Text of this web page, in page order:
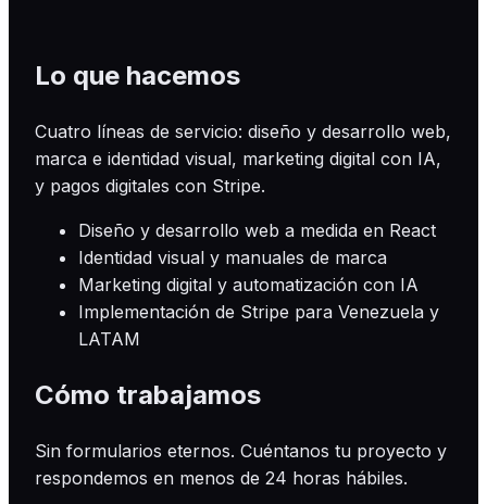
Lo que hacemos
Cuatro líneas de servicio: diseño y desarrollo web,
marca e identidad visual, marketing digital con IA,
y pagos digitales con Stripe.
Diseño y desarrollo web a medida en React
Identidad visual y manuales de marca
Marketing digital y automatización con IA
Implementación de Stripe para Venezuela y
LATAM
Cómo trabajamos
Sin formularios eternos. Cuéntanos tu proyecto y
respondemos en menos de 24 horas hábiles.